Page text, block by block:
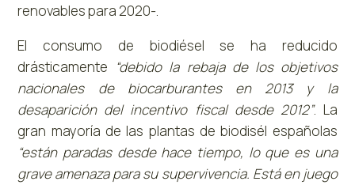
renovables para 2020-.
El consumo de biodiésel se ha reducido
drásticamente “debido la rebaja de los objetivos
nacionales de biocarburantes en 2013 y la
desaparición del incentivo fiscal desde 2012”. La
gran mayoría de las plantas de biodisél españolas
“están paradas desde hace tiempo, lo que es una
grave amenaza para su supervivencia. Está en juego